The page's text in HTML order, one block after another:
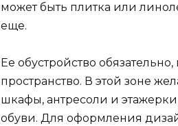
может быть плитка или
еще.
Ее обустройство
пространство. В этой зоне
шкафы, антресоли и
обуви. Для оформления